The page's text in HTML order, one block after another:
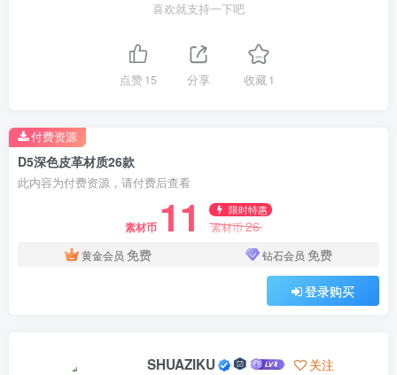
喜欢就支持一下吧
点赞15 分享 收藏1
D5深色皮革材质26款
此内容为付费资源，请付费后查看
素材币 11 限时特惠
素材币26
黄金会员 免费 钻石会员 免费
登录购买
付费资源
SHUAZIKU 关注